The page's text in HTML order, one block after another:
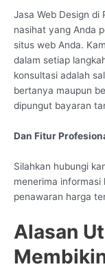
Jasa Web Design di
nasihat yang Anda
situs web Anda.
dalam setiap
konsultasi adalah
bertanya maupun
dipungut bayaran
Dan Fitur
Silahkan hubungi
menerima
penawaran harga
Alasan